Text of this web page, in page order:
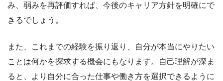
み、弱みを再評価すれば、今後のキャリア方針を明確にで
きるでしょう。
また、これまでの経験を振り返り、自分が本当にやりたい
ことは何かを探求する機会にもなります。自己理解が深ま
ると、より自分に合った仕事や働き方を選択できるように